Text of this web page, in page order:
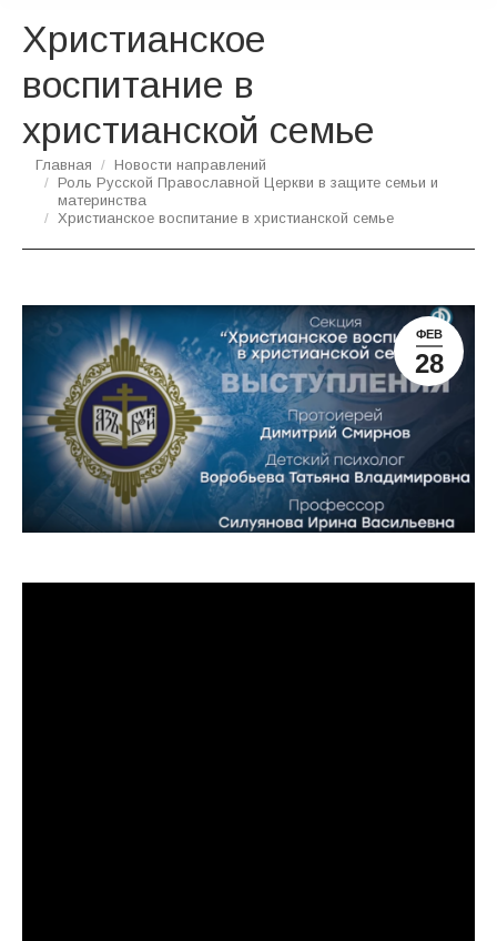
Христианское
воспитание в
христианской семье
Вы здесь:
Главная
Новости направлений
Роль Русской Православной Церкви в защите семьи и
материнства
Христианское воспитание в христианской семье
ФЕВ
28